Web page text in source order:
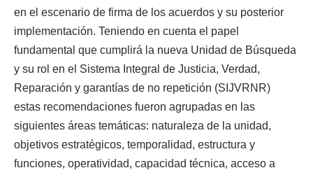
en el escenario de firma de los acuerdos y su posterior
implementación. Teniendo en cuenta el papel
fundamental que cumplirá la nueva Unidad de Búsqueda
y su rol en el Sistema Integral de Justicia, Verdad,
Reparación y garantías de no repetición (SIJVRNR)
estas recomendaciones fueron agrupadas en las
siguientes áreas temáticas: naturaleza de la unidad,
objetivos estratégicos, temporalidad, estructura y
funciones, operatividad, capacidad técnica, acceso a